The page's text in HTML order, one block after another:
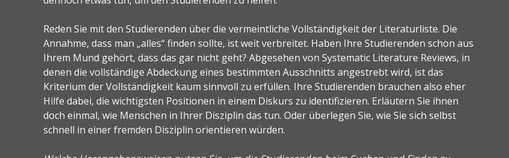
Reden Sie mit den Studierenden über die vermeintliche Vollständigkeit der Literaturliste. Die
Annahme, dass man „alles“ finden sollte, ist weit verbreitet. Haben Ihre Studierenden schon aus
Ihrem Mund gehört, dass das gar nicht geht? Abgesehen von Systematic Literature Reviews, in
denen die vollständige Abdeckung eines bestimmten Ausschnitts angestrebt wird, ist das
Kriterium der Vollständigkeit kaum sinnvoll zu erfüllen. Ihre Studierenden brauchen also eher
Hilfe dabei, die wichtigsten Positionen in einem Diskurs zu identifizieren. Erläutern Sie ihnen
doch einmal, wie Menschen in Ihrer Disziplin das tun. Oder überlegen Sie, wie Sie sich selbst
schnell in einer fremden Disziplin orientieren würden.